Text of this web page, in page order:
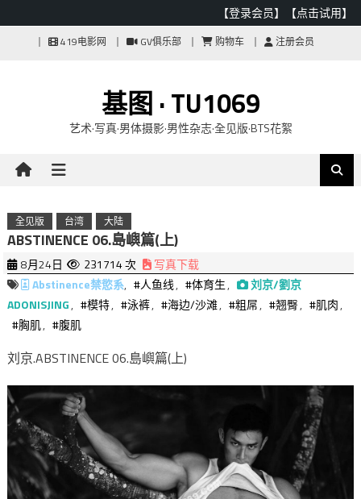
【登录会员】 【点击试用】
419电影网 GV俱乐部 购物车 注册会员
基图 · TU1069
艺术·写真·男体摄影·男性杂志·全见版·BTS花絮
全见版 台湾 大陆
ABSTINENCE 06.島嶼篇(上)
8月24日 231714 次
写真下载
Abstinence禁慾系, #人鱼线, #体育生,
刘京/劉京
ADONISJING, #模特, #泳裤, #海边/沙滩, #粗屌, #翘臀, #肌肉,
#胸肌, #腹肌
刘京.ABSTINENCE 06.島嶼篇(上)